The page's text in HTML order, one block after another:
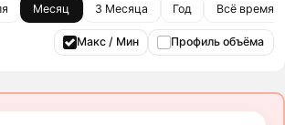
Месяц 3 Месяца Год Всё время
Макс / Мин Профиль объёма